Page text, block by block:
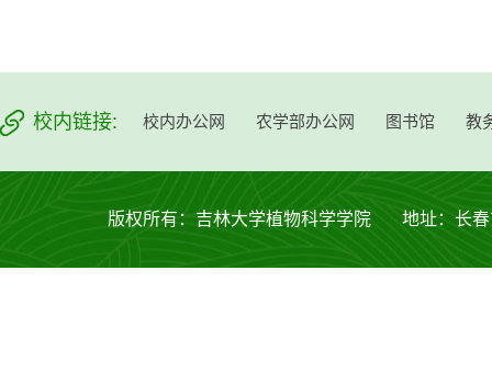
校内链接: 校内办公网 农学部办公网 图书馆 教
版权所有：吉林大学植物科学学院 地址：长